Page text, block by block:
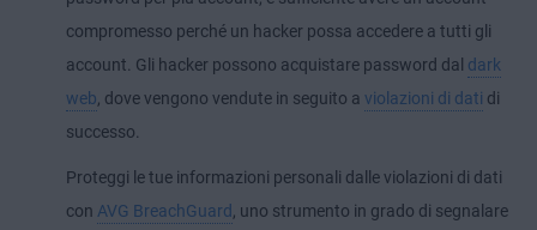
compromesso perché un hacker possa accedere a tutti gli
account. Gli hacker possono acquistare password dal dark
web , dove vengono vendute in seguito a violazioni di dati di
successo.
Proteggi le tue informazioni personali dalle violazioni di dati
con AVG BreachGuard
, uno strumento in grado di segnalare